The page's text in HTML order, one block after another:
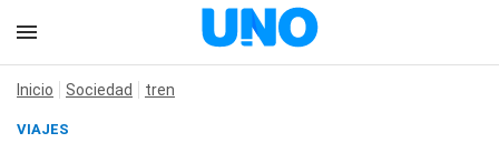
Inicio Sociedad tren
VIAJES